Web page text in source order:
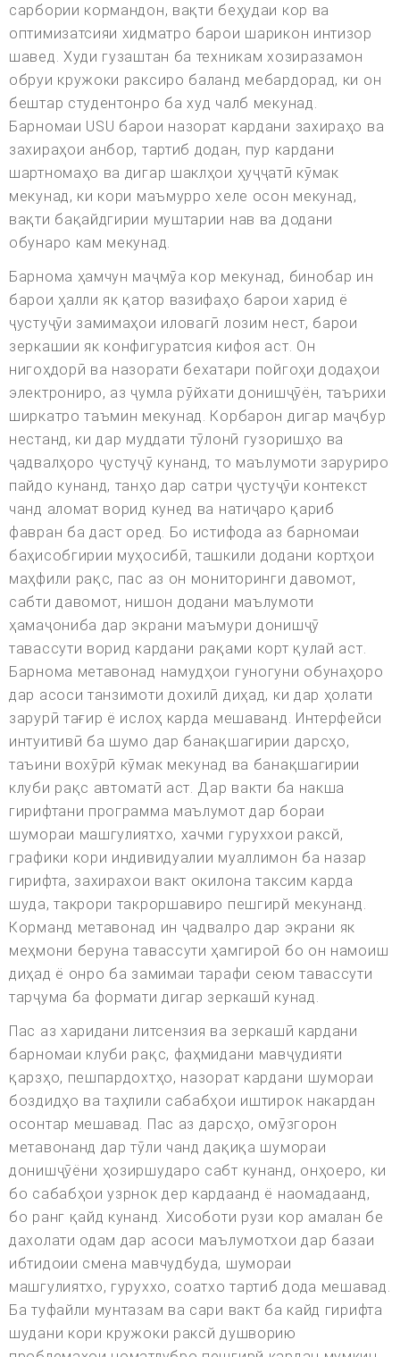
сарбории кормандон, вақти беҳудаи кор ва
оптимизатсияи хидматро барои шарикон интизор
шавед. Худи гузаштан ба техникам хозиразамон
обруи кружоки раксиро баланд мебардорад, ки он
бештар студентонро ба худ чалб мекунад.
Барномаи USU барои назорат кардани захираҳо ва
захираҳои анбор, тартиб додан, пур кардани
шартномаҳо ва дигар шаклҳои ҳуҷҷатӣ кӯмак
мекунад, ки кори маъмурро хеле осон мекунад,
вақти бақайдгирии муштарии нав ва додани
обунаро кам мекунад.
Барнома ҳамчун маҷмӯа кор мекунад, бинобар ин
барои ҳалли як қатор вазифаҳо барои харид ё
ҷустуҷӯи замимаҳои иловагӣ лозим нест, барои
зеркашии як конфигуратсия кифоя аст. Он
нигоҳдорӣ ва назорати бехатари пойгоҳи додаҳои
электрониро, аз ҷумла рӯйхати донишҷӯён, таърихи
ширкатро таъмин мекунад. Корбарон дигар маҷбур
нестанд, ки дар муддати тӯлонӣ гузоришҳо ва
ҷадвалҳоро ҷустуҷӯ кунанд, то маълумоти заруриро
пайдо кунанд, танҳо дар сатри ҷустуҷӯи контекст
чанд аломат ворид кунед ва натиҷаро қариб
фавран ба даст оред. Бо истифода аз барномаи
баҳисобгирии муҳосибӣ, ташкили додани кортҳои
маҳфили рақс, пас аз он мониторинги давомот,
сабти давомот, нишон додани маълумоти
ҳамаҷониба дар экрани маъмури донишҷӯ
тавассути ворид кардани рақами корт қулай аст.
Барнома метавонад намудҳои гуногуни обунаҳоро
дар асоси танзимоти дохилӣ диҳад, ки дар ҳолати
зарурӣ тағир ё ислоҳ карда мешаванд. Интерфейси
интуитивӣ ба шумо дар банақшагирии дарсҳо,
таъини вохӯрӣ кӯмак мекунад ва банақшагирии
клуби рақс автоматӣ аст. Дар вакти ба накша
гирифтани программа маълумот дар бораи
шумораи машгулиятхо, хачми гуруххои раксй,
графики кори индивидуалии муаллимон ба назар
гирифта, захирахои вакт окилона таксим карда
шуда, такрори такроршавиро пешгирй мекунанд.
Корманд метавонад ин ҷадвалро дар экрани як
меҳмони беруна тавассути ҳамгироӣ бо он намоиш
диҳад ё онро ба замимаи тарафи сеюм тавассути
тарҷума ба формати дигар зеркашӣ кунад.
Пас аз харидани литсензия ва зеркашӣ кардани
барномаи клуби рақс, фаҳмидани мавҷудияти
қарзҳо, пешпардохтҳо, назорат кардани шумораи
боздидҳо ва таҳлили сабабҳои иштирок накардан
осонтар мешавад. Пас аз дарсҳо, омӯзгорон
метавонанд дар тӯли чанд дақиқа шумораи
донишҷӯёни ҳозиршударо сабт кунанд, онҳоеро, ки
бо сабабҳои узрнок дер кардаанд ё наомадаанд,
бо ранг қайд кунанд. Хисоботи рузи кор амалан бе
дахолати одам дар асоси маълумотхои дар базаи
ибтидоии смена мавчудбуда, шумораи
машгулиятхо, гуруххо, соатхо тартиб дода мешавад.
Ба туфайли мунтазам ва сари вакт ба кайд гирифта
шудани кори кружоки раксй душворию